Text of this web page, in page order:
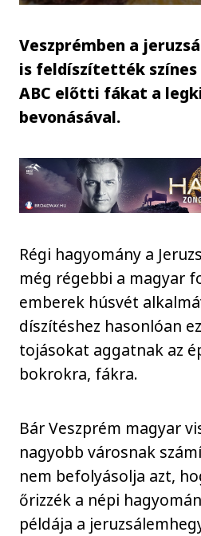
Veszprémben a
is feldíszítették
ABC előtti fákat a
bevonásával.
Régi hagyomány a
még régebbi a magyar
emberek húsvét
díszítéshez hasonlóan
tojásokat aggatnak az
bokrokra, fákra.
Bár Veszprém magyar
nagyobb városnak
nem befolyásolja azt,
őrizzék a népi
példája a